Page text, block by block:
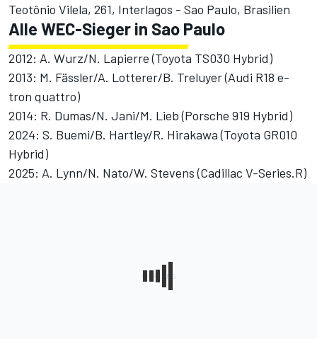
Teotônio Vilela, 261, Interlagos - Sao Paulo, Brasilien
Alle WEC-Sieger in Sao Paulo
2012: A. Wurz/N. Lapierre (Toyota TS030 Hybrid)
2013: M. Fässler/A. Lotterer/B. Treluyer (Audi R18 e-
tron quattro)
2014: R. Dumas/N. Jani/M. Lieb (Porsche 919 Hybrid)
2024: S. Buemi/B. Hartley/R. Hirakawa (Toyota GR010
Hybrid)
2025: A. Lynn/N. Nato/W. Stevens (Cadillac V-Series.R)